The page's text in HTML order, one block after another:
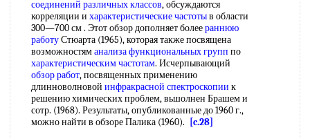
соединений различных классов, обсуждаются
корреляции и характеристические частотыв области
300—700 см . Этот обзор дополняет болеераннюю
работуСтюарта (1965), которая также посвящена
возможностяманализа функциональных групп по
характеристическим частотам. Исчерпывающий
обзор работ, посвященных применению
длинноволновой инфракрасной спектроскопии к
решению химических проблем, вьшолнен Брашем и
сотр. (1968). Результаты, опубликованные до 1960 г.,
можно найти в обзоре Палика (1960).
[c.28]